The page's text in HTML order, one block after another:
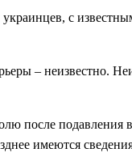
с
– неизвестно.
после
имеются